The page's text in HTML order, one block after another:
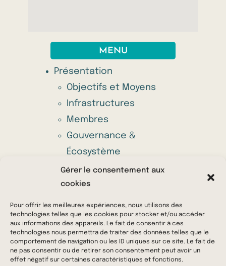
Gérer le consentement aux
cookies
Pour offrir les meilleures expériences, nous utilisons des
technologies telles que les cookies pour stocker et/ou accéder
aux informations des appareils. Le fait de consentir à ces
technologies nous permettra de traiter des données telles que le
comportement de navigation ou les ID uniques sur ce site. Le fait de
ne pas consentir ou de retirer son consentement peut avoir un
effet négatif sur certaines caractéristiques et fonctions.
MENU
Présentation
Objectifs et Moyens
Infrastructures
Membres
Gouvernance &
Écosystème
Appel à projets annuel
Offres
Actu & Média
Nous contacter
© 2023 Ferments du Futur – Tout droits réservés